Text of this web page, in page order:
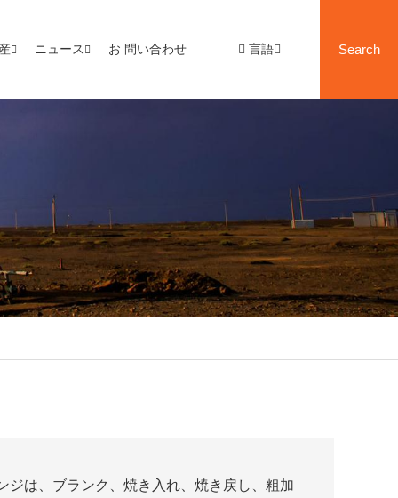
ニュース お 問い合わせ 言語 Search
ジは、ブランク、焼き入れ、焼き戻し、粗加